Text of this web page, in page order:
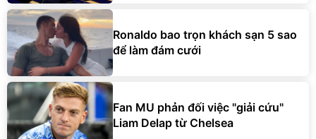
Ronaldo bao trọn khách sạn 5 sao
để làm đám cưới
Fan MU phản đối việc "giải cứu"
Liam Delap từ Chelsea